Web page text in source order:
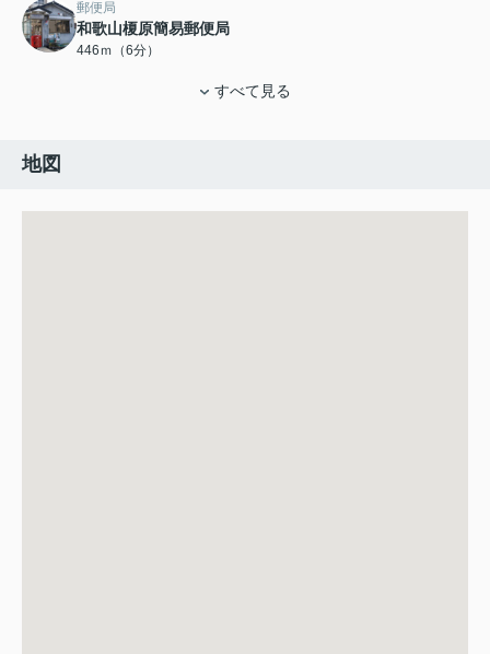
郵便局
和歌山榎原簡易郵便局
446ｍ（6分）
すべて見る
地図